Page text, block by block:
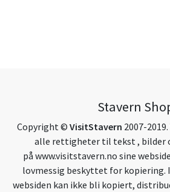
Stavern
Copyright © VisitStavern 2007-
alle rettigheter til tekst , bilder
på www.visitstavern.no sine
lovmessig beskyttet for kopiering.
websiden kan ikke bli kopiert,